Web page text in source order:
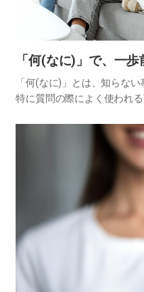
「何(なに)」で、一歩
「何(なに)」とは、知らな
特に質問の際によく使われ
ます。よって、お互いを理